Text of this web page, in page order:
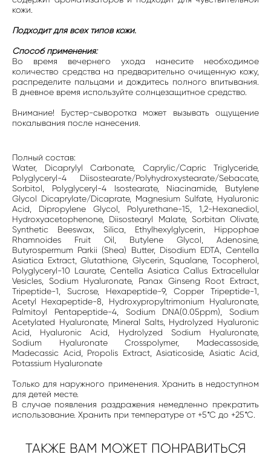
кожи.
Подходит для всех типов кожи.
Способ применения:
Во время вечернего ухода нанесите необходимое
количество средства на предварительно очищенную кожу,
распределите пальцами и дождитесь полного впитывания.
В дневное время используйте солнцезащитное средство.
Внимание! Бустер-сыворотка может вызывать ощущение
покалывания после нанесения.
Полный состав:
Water, Dicaprylyl Carbonate, Caprylic/Capric Triglyceride,
Polyglyceryl-4 Diisostearate/Polyhydroxystearate/Sebacate,
Sorbitol, Polyglyceryl-4 Isostearate, Niacinamide, Butylene
Glycol Dicaprylate/Dicaprate, Magnesium Sulfate, Hyaluronic
Acid, Dipropylene Glycol, Polyurethane-15, 1,2-Hexanediol,
Hydroxyacetophenone, Diisostearyl Malate, Sorbitan Olivate,
Synthetic Beeswax, Silica, Ethylhexylglycerin, Hippophae
Rhamnoides Fruit Oil, Butylene Glycol, Adenosine,
Butyrospermum Parkii (Shea) Butter, Disodium EDTA, Centella
Asiatica Extract, Glutathione, Glycerin, Squalane, Tocopherol,
Polyglyceryl-10 Laurate, Centella Asiatica Callus Extracellular
Vesicles, Sodium Hyaluronate, Panax Ginseng Root Extract,
Tripeptide-1, Sucrose, Hexapeptide-9, Copper Tripeptide-1,
Acetyl Hexapeptide-8, Hydroxypropyltrimonium Hyaluronate,
Palmitoyl Pentapeptide-4, Sodium DNA(0.05ppm), Sodium
Acetylated Hyaluronate, Mineral Salts, Hydrolyzed Hyaluronic
Acid, Hyaluronic Acid, Hydrolyzed Sodium Hyaluronate,
Sodium Hyaluronate Crosspolymer, Madecassoside,
Madecassic Acid, Propolis Extract, Asiaticoside, Asiatic Acid,
Potassium Hyaluronate
Только для наружного применения. Хранить в недоступном
для детей месте.
В случае появления раздражения немедленно прекратить
использование. Хранить при температуре от +5*С до +25*С.
ТАКЖЕ ВАМ МОЖЕТ ПОНРАВИТЬСЯ